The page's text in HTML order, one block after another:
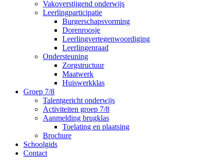
Vakoverstijgend onderwijs
Leerlingparticipatie
Burgerschapsvorming
Dorenroosje
Leerlingvertegenwoordiging
Leerlingenraad
Ondersteuning
Zorgstructuur
Maatwerk
Huiswerkklas
Groep 7/8
Talentgericht onderwijs
Activiteiten groep 7/8
Aanmelding brugklas
Toelating en plaatsing
Brochure
Schoolgids
Contact